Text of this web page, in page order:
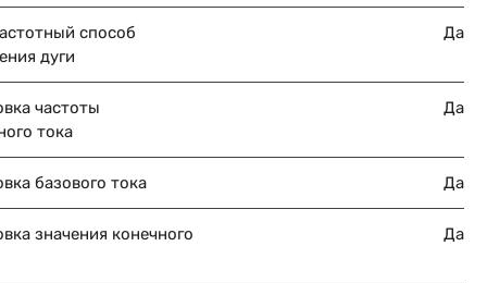
способ
дуги
Да
частоты
тока
Да
базового тока Да
значения конечного
Да